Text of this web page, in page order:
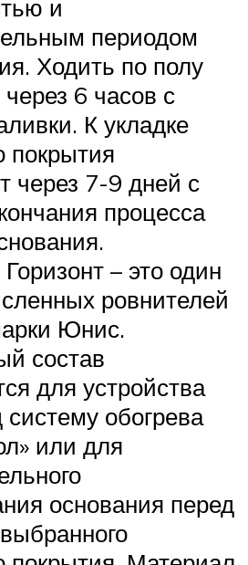
и
периодом
Ходить по полу
6 часов с
К укладке
покрытия
через 7-9 дней с
процесса
– это один
ровнителей
Юнис.
состав
для устройства
систему обогрева
или для
основания перед